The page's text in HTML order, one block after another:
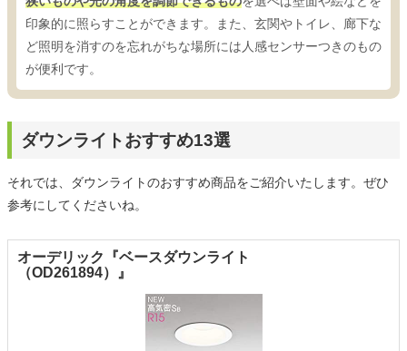
印象的に照らすことができます。また、玄関やトイレ、廊下な
ど照明を消すのを忘れがちな場所には人感センサーつきのもの
が便利です。
ダウンライトおすすめ13選
それでは、ダウンライトのおすすめ商品をご紹介いたします。ぜひ
参考にしてくださいね。
オーデリック『ベースダウンライト
（OD261894）』